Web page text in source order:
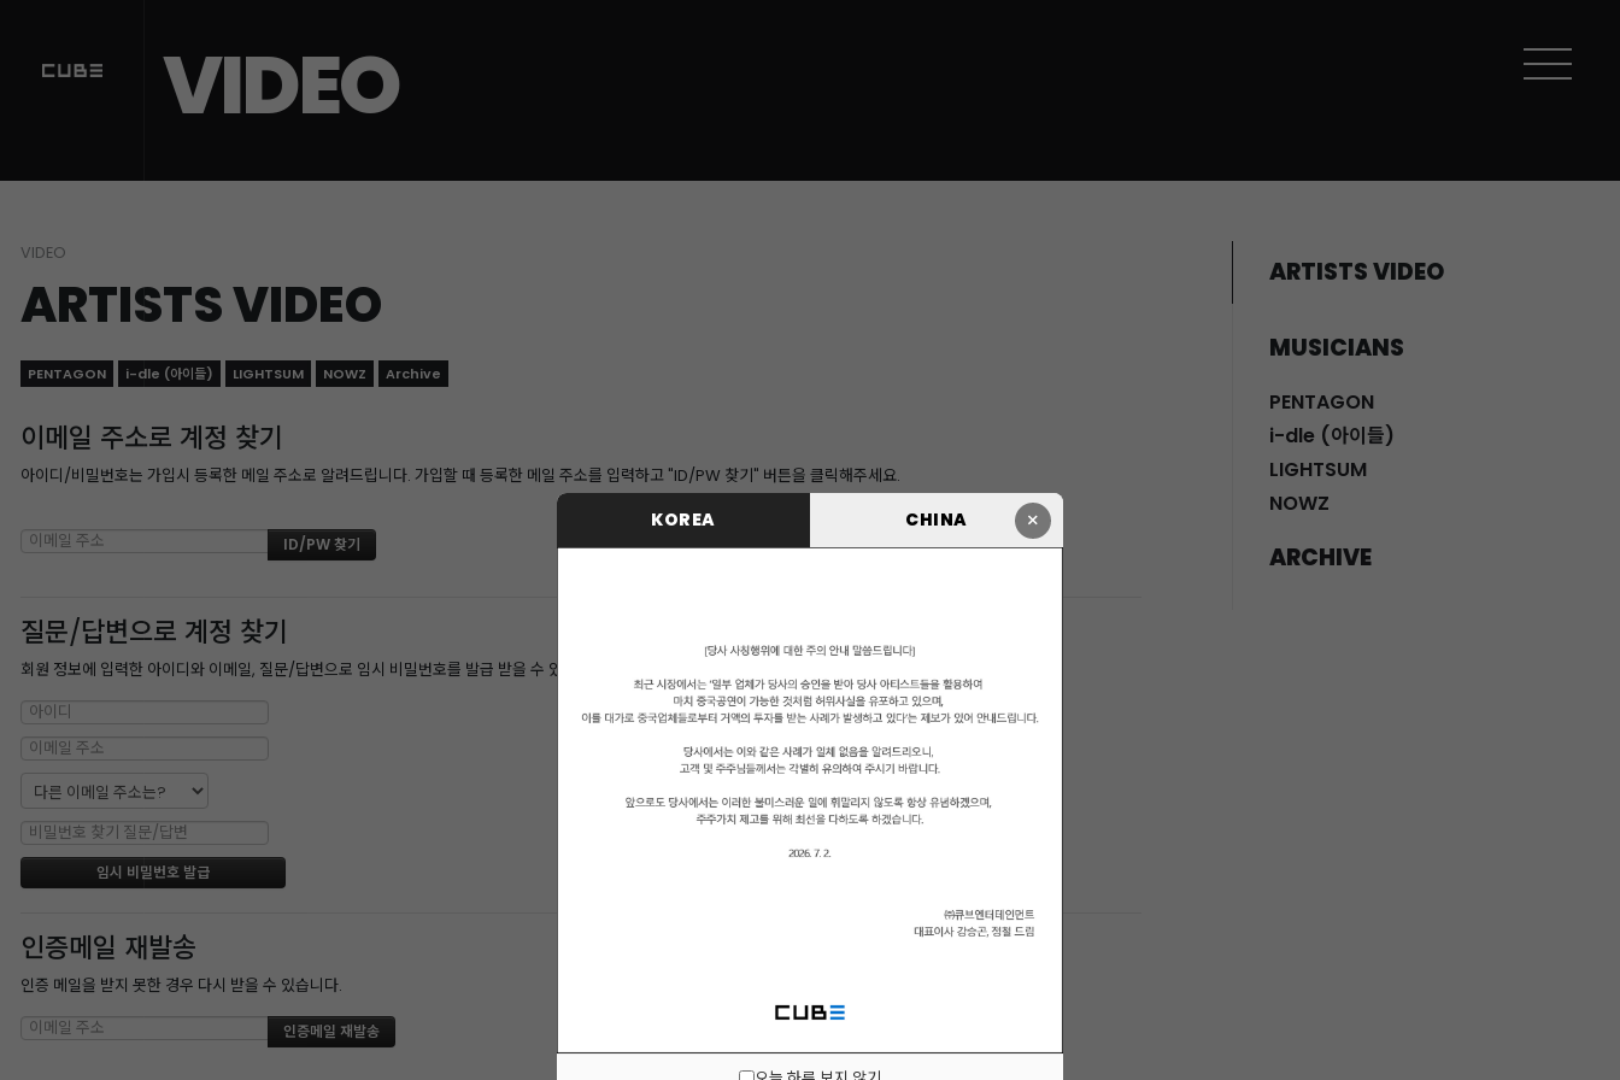
×
KOREA CHINA
VIDEO
VIDEO
ARTISTS VIDEO
PENTAGON i-dle (아이들) LIGHTSUM NOWZ Archive
이메일 주소로 계정 찾기
아이디/비밀번호는 가입시 등록한 메일 주소로 알려드립니다. 가입할 때 등록한 메일 주소를 입력하고 "ID/PW 찾기" 버튼을 클릭해주세요.
질문/답변으로 계정 찾기
회원 정보에 입력한 아이디와 이메일, 질문/답변으로 임시 비밀번호를 발급 받을 수 있습니다.
인증메일 재발송
인증 메일을 받지 못한 경우 다시 받을 수 있습니다.
ARTISTS VIDEO
MUSICIANS
PENTAGON
i-dle (아이들)
LIGHTSUM
NOWZ
ARCHIVE